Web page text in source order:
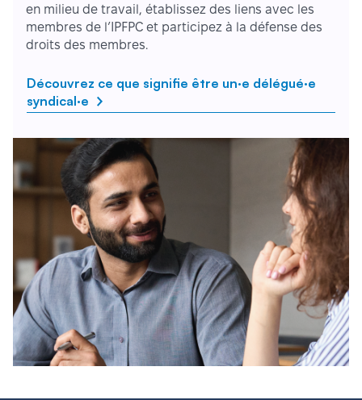
en milieu de travail, établissez des liens avec les
membres de l’IPFPC et participez à la défense des
droits des membres.
Découvrez ce que signifie être un·e délégué·e
syndical·e